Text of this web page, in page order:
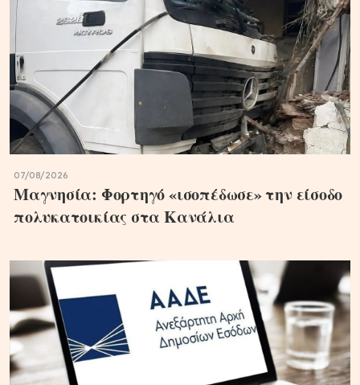
07/08/2026
Μαγνησία: Φορτηγό «ισοπέδωσε» την είσοδο
πολυκατοικίας στα Κανάλια